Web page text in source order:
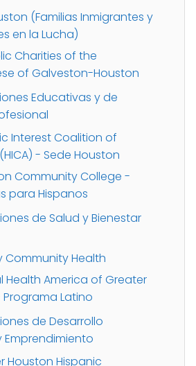
(Familias Inmigrantes y
en la Lucha)
Charities of the
of Galveston-Houston
Educativas y de
Interest Coalition of
- Sede Houston
Community College -
para Hispanos
de Salud y Bienestar
Community Health
Health America of Greater
Latino
de Desarrollo
Emprendimiento
Houston Hispanic